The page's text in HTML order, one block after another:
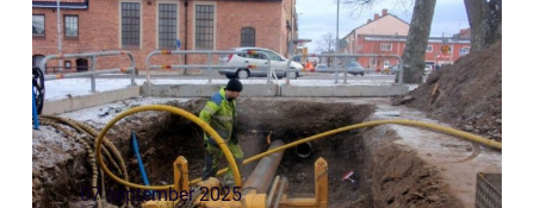
07 september 2025